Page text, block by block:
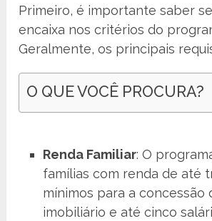
Primeiro, é importante saber
encaixa nos critérios do
Geralmente, os principais
O QUE VOCÊ PROCURA?
Renda Familiar: O
famílias com renda de até
mínimos para a concessão
imobiliário e até cinco